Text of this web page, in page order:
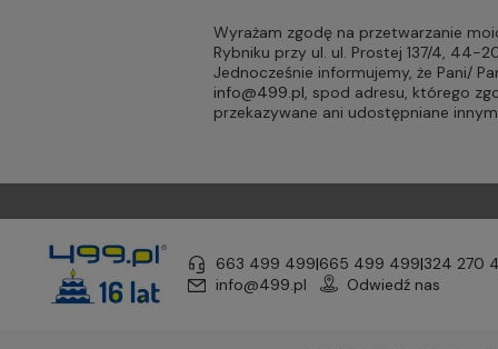
Wyrażam zgodę na przetwarzanie
Rybniku przy ul. ul. Prostej 137/4, 44-
Jednocześnie informujemy, że Pani/
info@499.pl, spod adresu, którego
przekazywane ani udostępniane
663 499 499|665 499 499|324 270
info@499.pl
Odwiedź nas